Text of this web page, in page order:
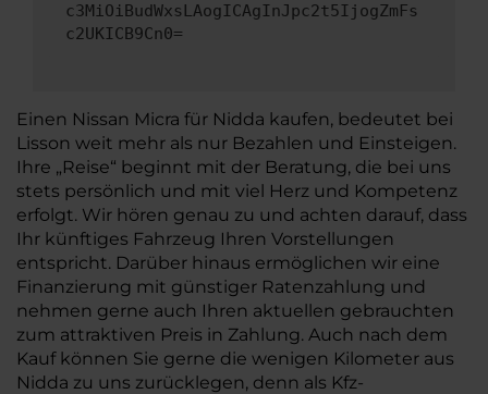
c3MiOiBudWxsLAogICAgInJpc2t5IjogZmFs
c2UKICB9Cn0=
Einen Nissan Micra für Nidda kaufen, bedeutet bei
Lisson weit mehr als nur Bezahlen und Einsteigen.
Ihre „Reise“ beginnt mit der Beratung, die bei uns
stets persönlich und mit viel Herz und Kompetenz
erfolgt. Wir hören genau zu und achten darauf, dass
Ihr künftiges Fahrzeug Ihren Vorstellungen
entspricht. Darüber hinaus ermöglichen wir eine
Finanzierung mit günstiger Ratenzahlung und
nehmen gerne auch Ihren aktuellen gebrauchten
zum attraktiven Preis in Zahlung. Auch nach dem
Kauf können Sie gerne die wenigen Kilometer aus
Nidda zu uns zurücklegen, denn als Kfz-